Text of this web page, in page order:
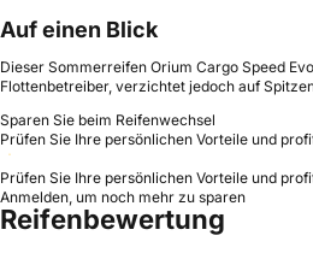
Auf einen Blick
Dieser Sommerreifen Orium Cargo Speed
Flottenbetreiber, verzichtet jedoch auf
Sparen Sie beim Reifenwechsel
Prüfen Sie Ihre persönlichen Vorteile und
Prüfen Sie Ihre persönlichen Vorteile und
Anmelden, um noch mehr zu sparen
Reifenbewertung